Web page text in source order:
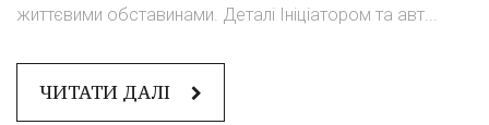
життєвими обставинами. Деталі Ініціатором та авт...
ЧИТАТИ ДАЛІ